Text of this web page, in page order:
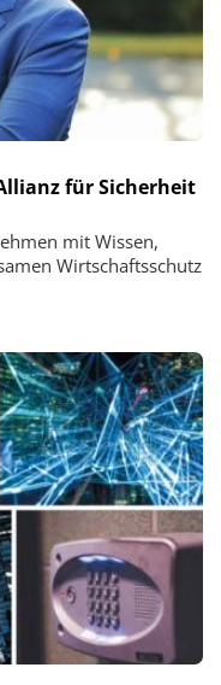
für Sicherheit
mit Wissen,
Wirtschaftsschutz